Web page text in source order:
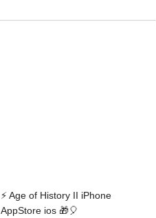
⚡️ Papers Please iPhone ios iPad
Appstore + подарок 🎁